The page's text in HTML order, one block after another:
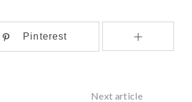
Pinterest
Next article